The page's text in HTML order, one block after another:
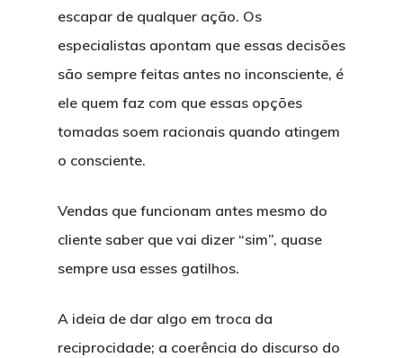
escapar de qualquer ação. Os
especialistas apontam que essas decisões
são sempre feitas antes no inconsciente, é
ele quem faz com que essas opções
tomadas soem racionais quando atingem
o consciente.
Vendas que funcionam antes mesmo do
cliente saber que vai dizer “sim”, quase
sempre usa esses gatilhos.
A ideia de dar algo em troca da
reciprocidade; a coerência do discurso do